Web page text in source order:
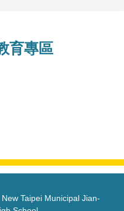
育專區
Taipei Municipal Jian-